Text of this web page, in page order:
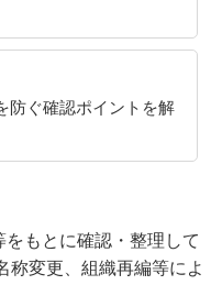
防ぐ確認ポイントを解
もとに確認・整理して
称変更、組織再編等によ